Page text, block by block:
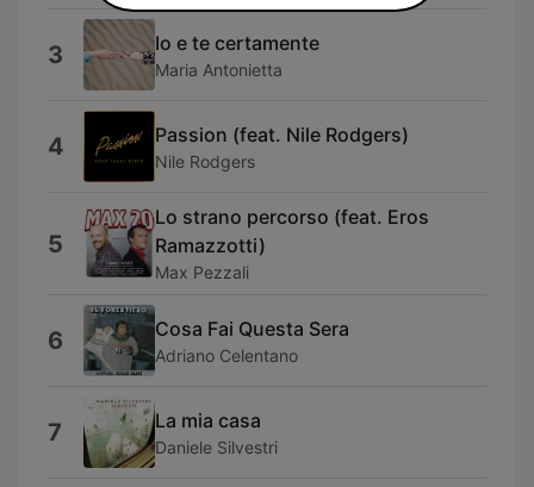
3 Io e te certamente
Maria Antonietta
4 Passion (feat. Nile Rodgers)
Nile Rodgers
5
Lo strano percorso (feat. Eros
Ramazzotti)
Max Pezzali
6 Cosa Fai Questa Sera
Adriano Celentano
7 La mia casa
Daniele Silvestri